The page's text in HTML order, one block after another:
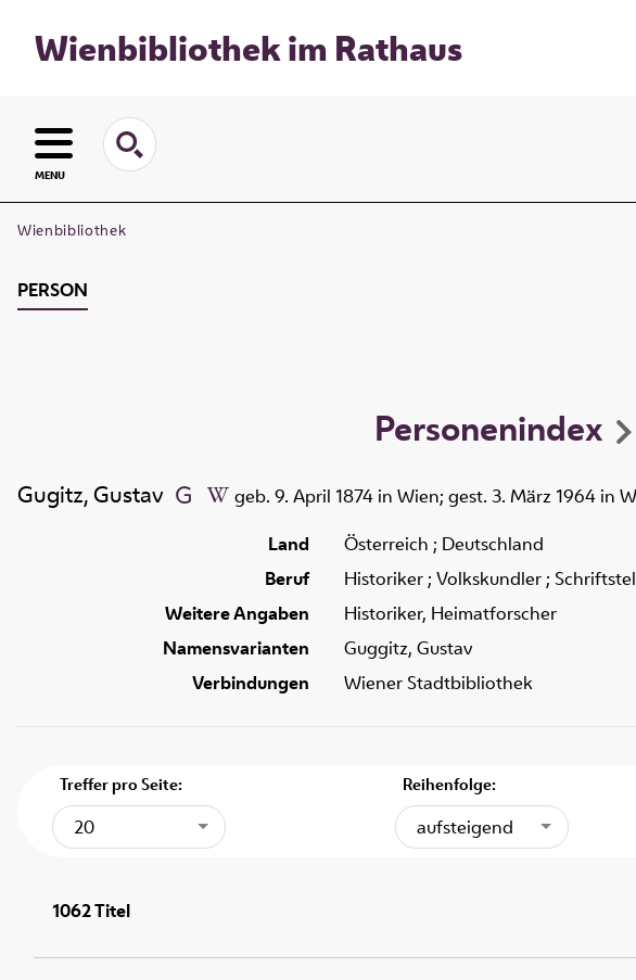
Wienbibliothek im Rathaus
MENU
Wienbibliothek
PERSON
Personenindex
Gugitz, Gustav
geb. 9. April 1874 in Wien; gest. 3. März 1964 in
Land
Österreich ; Deutschland
Beruf
Historiker ; Volkskundler ;
Weitere Angaben
Historiker, Heimatforscher
Namensvarianten
Guggitz, Gustav
Verbindungen
Wiener Stadtbibliothek
Treffer pro Seite:
20
Reihenfolge:
aufsteigend
1062Titel